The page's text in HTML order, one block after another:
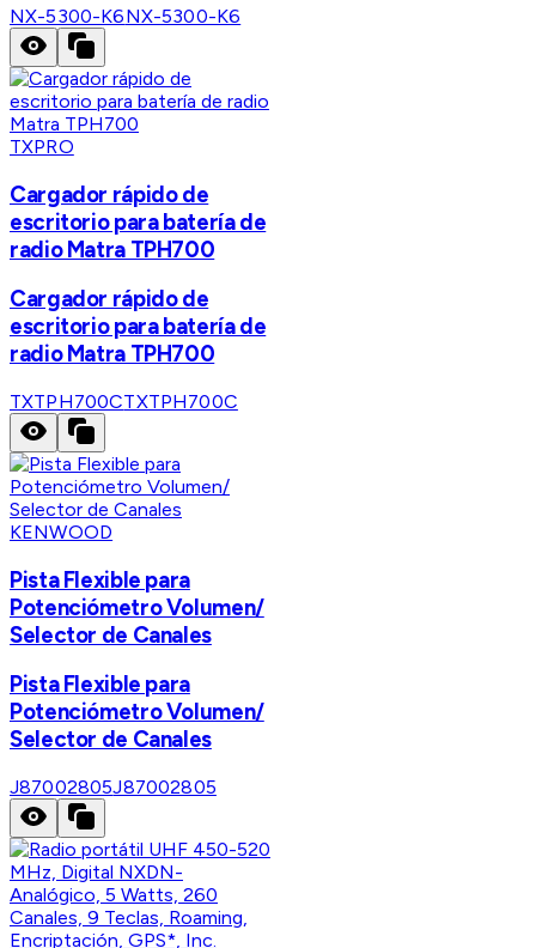
NX-5300-K6NX-5300-K6
TXPRO
Cargador rápido de
escritorio para batería de
radio Matra TPH700
Cargador rápido de
escritorio para batería de
radio Matra TPH700
TXTPH700CTXTPH700C
KENWOOD
Pista Flexible para
Potenciómetro Volumen/
Selector de Canales
Pista Flexible para
Potenciómetro Volumen/
Selector de Canales
J87002805J87002805